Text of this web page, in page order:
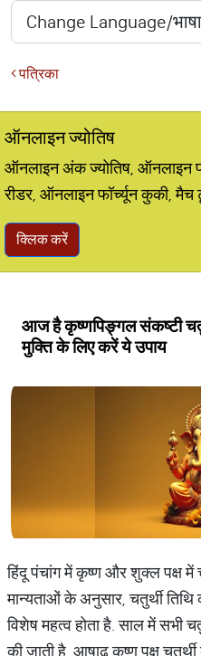
पत्रिका
ऑनलाइन ज्योतिष
ऑनलाइन अंक ज्योतिष, ऑनलाइन
रीडर, ऑनलाइन फॉर्च्यून कुकी, मैच
क्लिक करें
आज है कृष्णपिङ्गल संकष्टी
मुक्ति के लिए करें ये उपाय
हिंदू पंचांग में कृष्ण और शुक्ल पक्ष में
मान्यताओं के अनुसार, चतुर्थी
विशेष महत्व होता है. साल में सभी
की जाती है. आषाढ़ कृष्ण पक्ष